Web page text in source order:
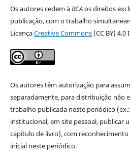
Os autores cedem àRCAos direitos
publicação, com o trabalho
LicençaCreative Commons(CC BY) 4.0
Os autores têm autorização para
separadamente, para distribuição não
trabalho publicada neste periódico
institucional, em site pessoal, publicar
capítulo de livro), com
inicial neste periódico.